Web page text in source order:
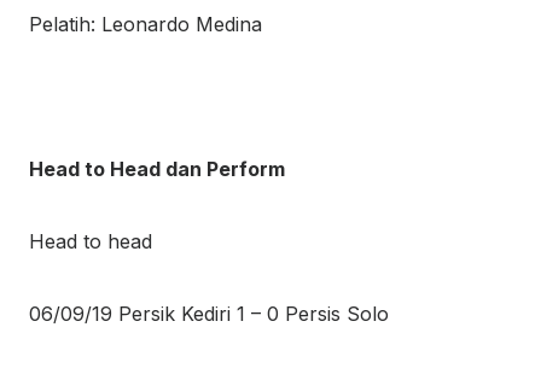
Pelatih: Leonardo Medina
Head to Head dan Perform
Head to head
06/09/19 Persik Kediri 1 – 0 Persis Solo